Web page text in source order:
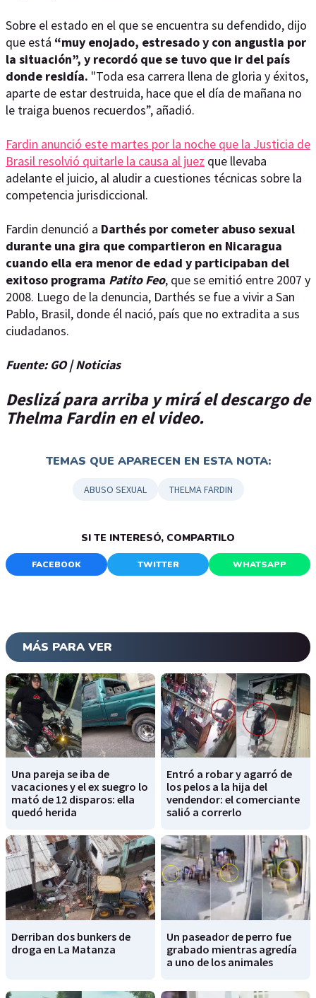
Sobre el estado en el que se encuentra su defendido, dijo
que está “muy enojado, estresado y con angustia por
la situación”, y recordó que se tuvo que ir del país
donde residía. "Toda esa carrera llena de gloria y éxitos,
aparte de estar destruida, hace que el día de mañana no
le traiga buenos recuerdos”, añadió.
Fardin anunció este martes por la noche que la Justicia de
Brasil resolvió quitarle la causa al juez que llevaba
adelante el juicio, al aludir a cuestiones técnicas sobre la
competencia jurisdiccional.
Fardin denunció a Darthés por cometer abuso sexual
durante una gira que compartieron en Nicaragua
cuando ella era menor de edad y participaban del
exitoso programa Patito Feo, que se emitió entre 2007 y
2008. Luego de la denuncia, Darthés se fue a vivir a San
Pablo, Brasil, donde él nació, país que no extradita a sus
ciudadanos.
Fuente: GO | Noticias
Deslizá para arriba y mirá el descargo de
Thelma Fardin en el video.
TEMAS QUE APARECEN EN ESTA NOTA:
ABUSO SEXUAL THELMA FARDIN
SI TE INTERESÓ, COMPARTILO
FACEBOOK TWITTER WHATSAPP
MÁS PARA VER
Una pareja se iba de
vacaciones y el ex suegro lo
mató de 12 disparos: ella
quedó herida
Entró a robar y agarró de
los pelos a la hija del
vendendor: el comerciante
salió a correrlo
Derriban dos bunkers de
droga en La Matanza
Un paseador de perro fue
grabado mientras agredía
a uno de los animales